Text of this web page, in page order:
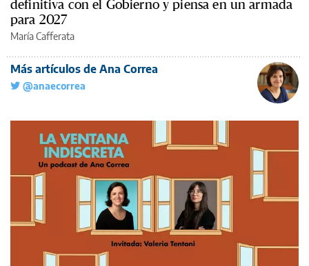
definitiva con el Gobierno y piensa en un armada
para 2027
María Cafferata
Más artículos de Ana Correa
@anaecorrea